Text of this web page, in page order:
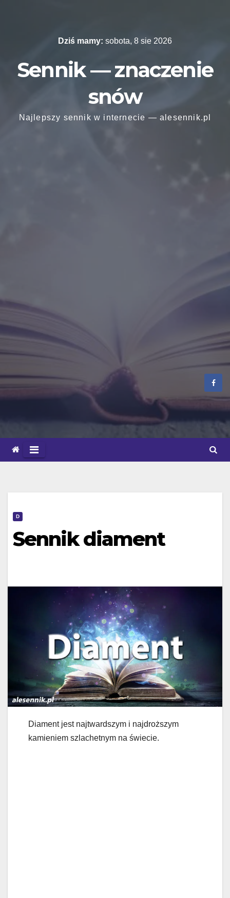
Dziś mamy: sobota, 8 sie 2026
Sennik — znaczenie
snów
Najlepszy sennik w internecie — alesennik.pl
D
Sennik diament
Diament jest najtwardszym i najdroższym
kamieniem szlachetnym na świecie.